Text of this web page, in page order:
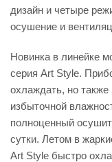
дизайн и четыре
осушение и
Новинка в линейке
серия Art Style.
охлаждать, но
избыточной
полноценный
сутки. Летом в
Art Style быстро